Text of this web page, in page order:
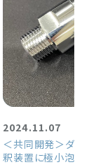
2024.11.07
＜共同開発＞ダイ
釈装置に極小泡を活